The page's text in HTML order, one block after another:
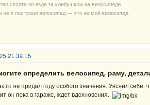
спорта по езде за хлебушком на велосипеде.
не я построил велосипед — это не мой велосипед.
21:39:15
определить велосипед, раму,
то не придал году особого значения. Уяснил себе,
он пока в гараже, ждет вдохновения.